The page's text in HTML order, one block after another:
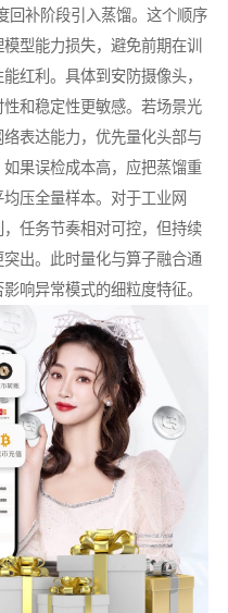
回补阶段引入蒸馏。这个顺序
型能力损失，避免前期在训
红利。具体到安防摄像头，
和稳定性更敏感。若场景光
表达能力，优先量化头部与
果误检成本高，应把蒸馏重
压全量样本。对于工业网
任务节奏相对可控，但持续
出。此时量化与算子融合通
响异常模式的细粒度特征。